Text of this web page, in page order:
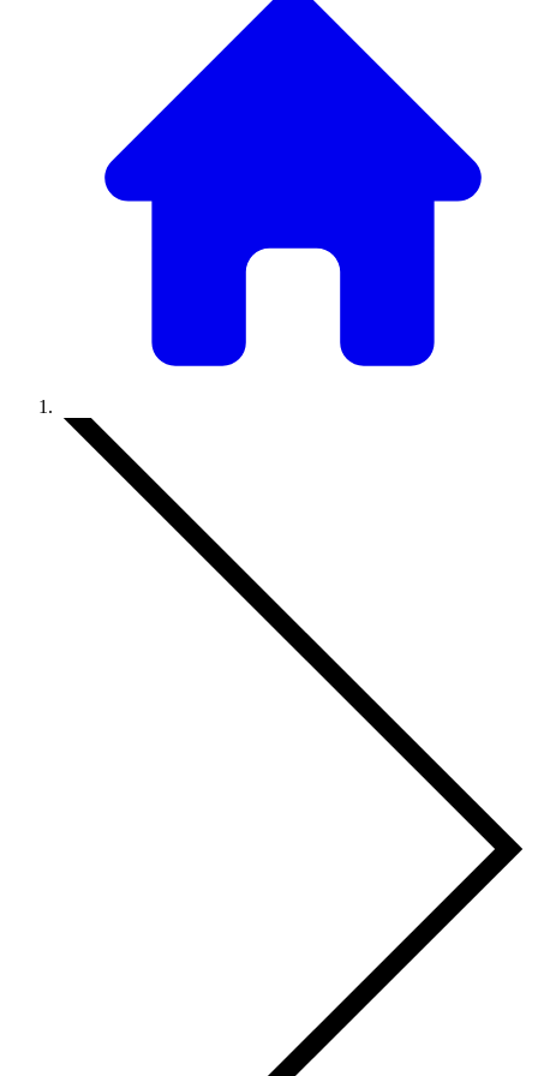
Accueil